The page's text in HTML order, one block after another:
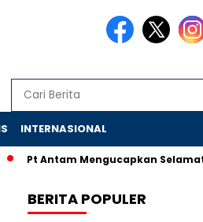
INTERNASIONAL
Pt Antam Mengucapkan Selamat
BERITA POPULER